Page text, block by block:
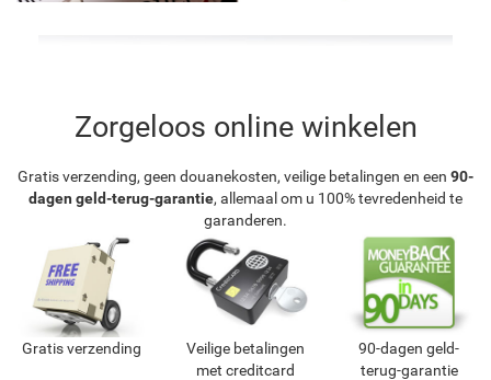
Zorgeloos online winkelen
Gratis verzending, geen douanekosten, veilige betalingen en een 90-
dagen geld-terug-garantie, allemaal om u 100% tevredenheid te
garanderen.
Gratis verzending
Veilige betalingen
met creditcard
90-dagen geld-
terug-garantie